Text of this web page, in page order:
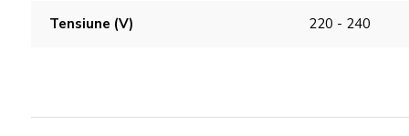
Tensiune (V) 220 - 240